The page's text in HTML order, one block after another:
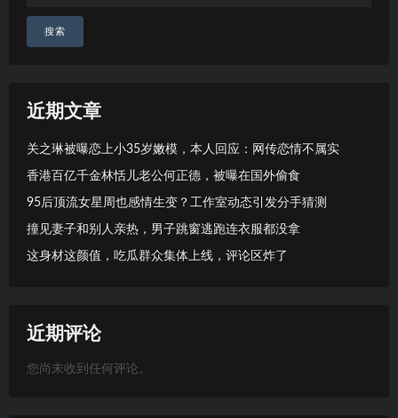
搜索
近期文章
关之琳被曝恋上小35岁嫩模，本人回应：网传恋情不属实
香港百亿千金林恬儿老公何正德，被曝在国外偷食
95后顶流女星周也感情生变？工作室动态引发分手猜测
撞见妻子和别人亲热，男子跳窗逃跑连衣服都没拿
这身材这颜值，吃瓜群众集体上线，评论区炸了
近期评论
您尚未收到任何评论。